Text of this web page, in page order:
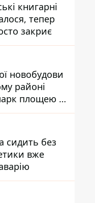
книгарні
тепер
закриє
новобудови
районі
площею в
сидить без
вже